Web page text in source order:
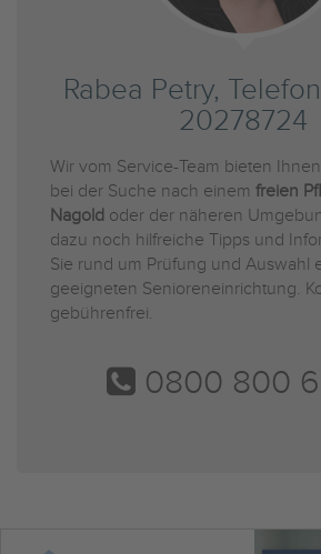
Rabea Petry,
20278724
Wir vom Service-Team bieten
bei der Suche nach einem freien
Nagold oder der näheren
dazu noch hilfreiche Tipps und
Sie rund um Prüfung und Auswahl
geeigneten Senioreneinrichtung.
gebührenfrei.
0800 800